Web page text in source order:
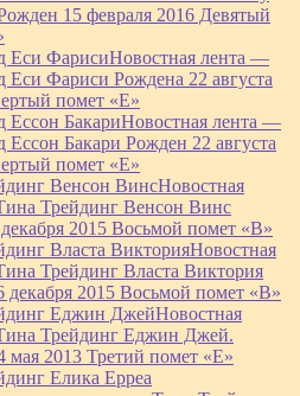
15 февраля 2016 Девятый
Еси ФарисиНовостная лента —
Еси Фариси Рождена 22 августа
помет «Е»
Ессон БакариНовостная лента —
Ессон Бакари Рожден 22 августа
помет «Е»
Венсон ВинсНовостная
Трейдинг Венсон Винс
2015 Восьмой помет «В»
Власта ВикторияНовостная
Трейдинг Власта Виктория
декабря 2015 Восьмой помет «В»
Еджин ДжейНовостная
Трейдинг Еджин Джей.
мая 2013 Третий помет «Е»
Елика Ерреа